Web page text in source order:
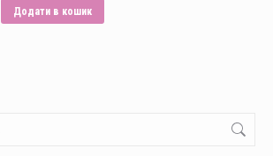
Додати в кошик